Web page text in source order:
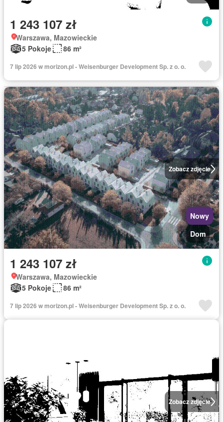
1 243 107 zł
Warszawa, Mazowieckie
5 Pokoje
86 m²
7 lip 2026 w morizon.pl - Weisenburger Development Sp. z o. o.
Zobacz zdjęcie
Nowy
Dom
1 243 107 zł
Warszawa, Mazowieckie
5 Pokoje
86 m²
7 lip 2026 w morizon.pl - Weisenburger Development Sp. z o. o.
Zobacz zdjęcie